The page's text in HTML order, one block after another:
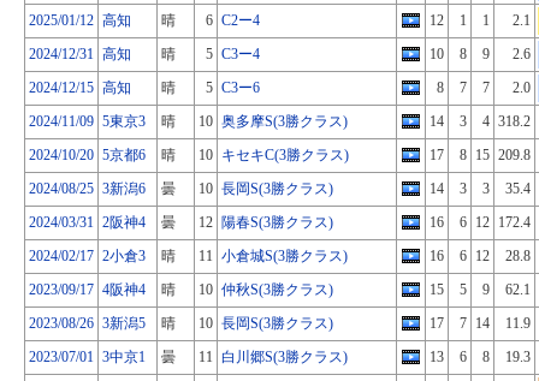
2025/01/12 高知 晴 6 C2ー4 12 1 1
2.1
2024/12/31 高知 晴 5 C3ー4 10 8 9
2.6
2024/12/15 高知 晴 5 C3ー6 8 7 7
2.0
2024/11/09 5東京3 晴 10 奥多摩S(3勝クラス) 14 3 4 318.2
2024/10/20 5京都6 晴 10 キセキC(3勝クラス) 17 8 15 209.8
2024/08/25 3新潟6 曇 10 長岡S(3勝クラス) 14 3 3
35.4
2024/03/31 2阪神4 曇 12 陽春S(3勝クラス) 16 6 12 172.4
2024/02/17 2小倉3 晴 11 小倉城S(3勝クラス) 16 6 12
28.8
2023/09/17 4阪神4 晴 10 仲秋S(3勝クラス) 15 5 9
62.1
2023/08/26 3新潟5 晴 10 長岡S(3勝クラス) 17 7 14
11.9
2023/07/01 3中京1 曇 11 白川郷S(3勝クラス) 13 6 8
19.3